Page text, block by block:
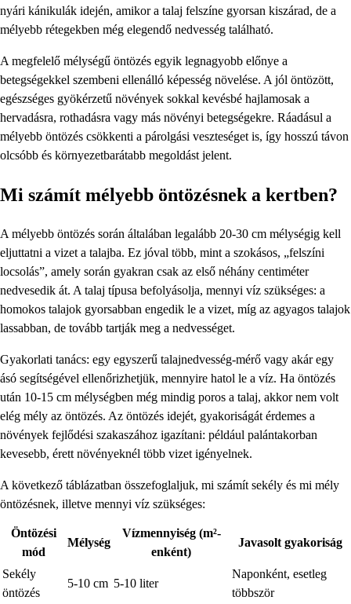
nyári kánikulák idején, amikor a talaj felszíne gyorsan kiszárad, de a
mélyebb rétegekben még elegendő nedvesség található.
A megfelelő mélységű öntözés egyik legnagyobb előnye a
betegségekkel szembeni ellenálló képesség növelése. A jól öntözött,
egészséges gyökérzetű növények sokkal kevésbé hajlamosak a
hervadásra, rothadásra vagy más növényi betegségekre. Ráadásul a
mélyebb öntözés csökkenti a párolgási veszteséget is, így hosszú távon
olcsóbb és környezetbarátabb megoldást jelent.
Mi számít mélyebb öntözésnek a kertben?
A mélyebb öntözés során általában legalább 20-30 cm mélységig kell
eljuttatni a vizet a talajba. Ez jóval több, mint a szokásos, „felszíni
locsolás”, amely során gyakran csak az első néhány centiméter
nedvesedik át. A talaj típusa befolyásolja, mennyi víz szükséges: a
homokos talajok gyorsabban engedik le a vizet, míg az agyagos talajok
lassabban, de tovább tartják meg a nedvességet.
Gyakorlati tanács: egy egyszerű talajnedvesség-mérő vagy akár egy
ásó segítségével ellenőrizhetjük, mennyire hatol le a víz. Ha öntözés
után 10-15 cm mélységben még mindig poros a talaj, akkor nem volt
elég mély az öntözés. Az öntözés idejét, gyakoriságát érdemes a
növények fejlődési szakaszához igazítani: például palántakorban
kevesebb, érett növényeknél több vizet igényelnek.
A következő táblázatban összefoglaljuk, mi számít sekély és mi mély
öntözésnek, illetve mennyi víz szükséges:
Öntözési
mód
Mélység
Vízmennyiség (m²-
enként)
Javasolt gyakoriság
Sekély
öntözés
5-10 cm 5-10 liter
Naponként, esetleg
többször